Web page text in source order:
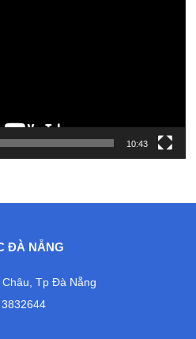
10:43
ĐÀ NẴNG
Tp Đà Nẵng